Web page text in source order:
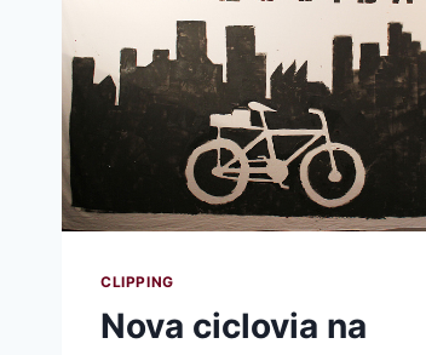
ELISEU
DE
ALMEIDA,
EM
SÃO
PAULO
CLIPPING
Nova ciclovia na